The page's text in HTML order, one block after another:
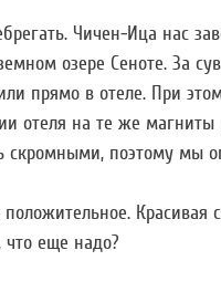
Чичен-Ица нас
озере Сеноте. За
прямо в отеле. При
отеля на те же
скромными, поэтому мы
Красивая
еще надо?